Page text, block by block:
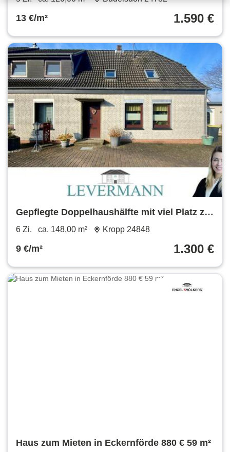
13 €/m² 1.590 €
Gepflegte Doppelhaushälfte mit viel Platz zur
Vermietung in Kropp
6 Zi. ca. 148,00 m² Kropp 24848
9 €/m² 1.300 €
Haus zum Mieten in Eckernförde 880 € 59 m²